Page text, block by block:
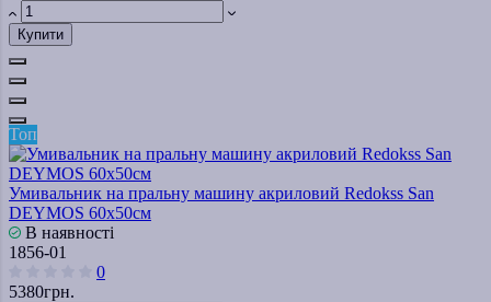
Купити
Топ
Умивальник на пральну машину акриловий Redokss San
DEYMOS 60х50см
В наявності
1856-01
0
5380грн.